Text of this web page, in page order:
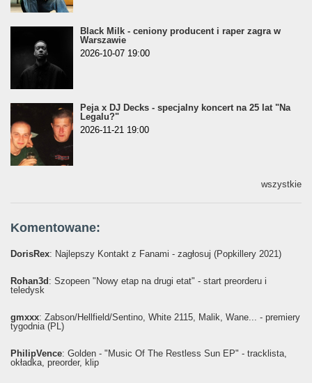
Black Milk - ceniony producent i raper zagra w
Warszawie
2026-10-07 19:00
Peja x DJ Decks - specjalny koncert na 25 lat "Na
Legalu?"
2026-11-21 19:00
wszystkie
Komentowane:
DorisRex: Najlepszy Kontakt z Fanami - zagłosuj (Popkillery 2021)
Rohan3d: Szopeen "Nowy etap na drugi etat" - start preorderu i
teledysk
gmxxx: Żabson/Hellfield/Sentino, White 2115, Malik, Wane... - premiery
tygodnia (PL)
PhilipVence: Golden - "Music Of The Restless Sun EP" - tracklista,
okładka, preorder, klip